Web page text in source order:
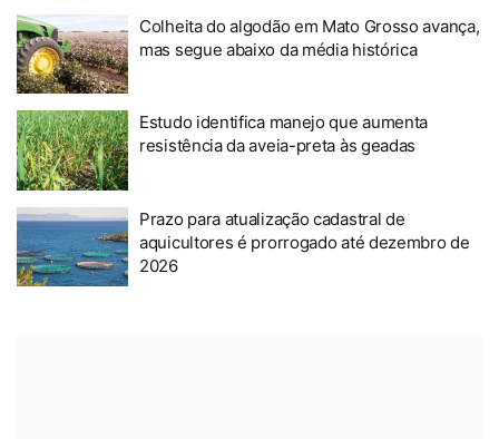
Colheita do algodão em Mato Grosso avança,
mas segue abaixo da média histórica
Estudo identifica manejo que aumenta
resistência da aveia-preta às geadas
Prazo para atualização cadastral de
aquicultores é prorrogado até dezembro de
2026